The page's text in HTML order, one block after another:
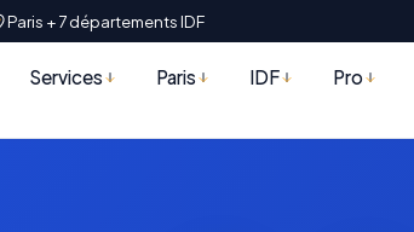
Paris + 7 départements IDF
Services Paris IDF Pro